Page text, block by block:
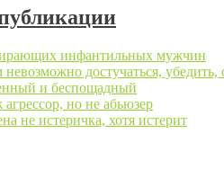
инфантильных мужчин
достучаться,
и беспощадный
но не абьюзер
не истеричка, хотя истерит